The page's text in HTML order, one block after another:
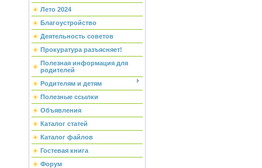
Лето 2024
Благоустройство
Деятельность советов
Прокуратура разъясняет!
Полезная информация для
родителей
Родителям и детям
Полезные ссылки
Объявления
Каталог статей
Каталог файлов
Гостевая книга
Форум